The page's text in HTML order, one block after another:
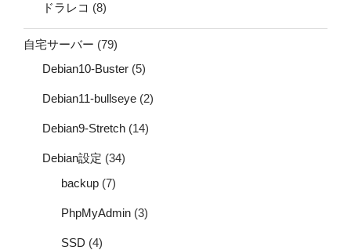
ドラレコ (8)
自宅サーバー (79)
Debian10-Buster (5)
Debian11-bullseye (2)
Debian9-Stretch (14)
Debian設定 (34)
backup (7)
PhpMyAdmin (3)
SSD (4)